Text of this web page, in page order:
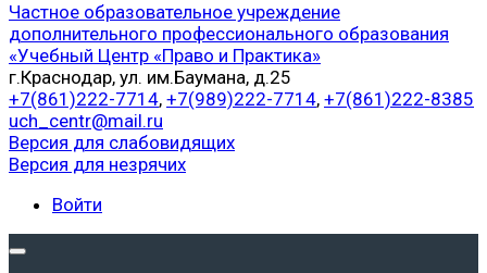
Частное образовательное учреждение
дополнительного профессионального образования
«Учебный Центр «Право и Практика»
г.Краснодар, ул. им.Баумана, д.25
+7(861)222-7714, +7(989)222-7714, +7(861)222-8385
uch_centr@mail.ru
Версия для слабовидящих
Версия для незрячих
Войти